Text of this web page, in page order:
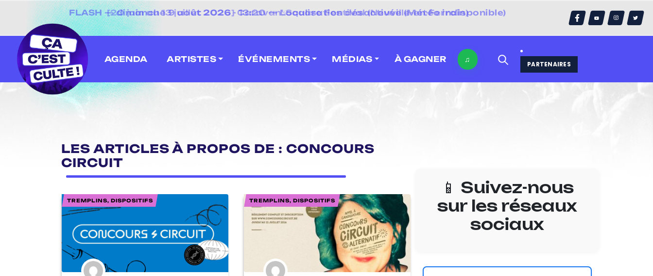
[20 juin au 13 juillet 2026] Caravan' Square Festival (Neuville-en-Ferrain)
AGENDA ARTISTES ÉVÉNEMENTS MÉDIAS À GAGNER ♫
PARTENAIRES
LES ARTICLES À PROPOS DE : CONCOURS
CIRCUIT
TREMPLINS, DISPOSITIFS TREMPLINS, DISPOSITIFS
📱 Suivez-nous
sur les réseaux
sociaux